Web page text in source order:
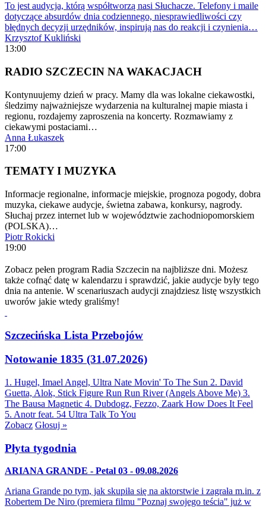
To jest audycja, którą współtworzą nasi Słuchacze. Telefony i maile
dotyczące absurdów dnia codziennego, niesprawiedliwości czy
błędnych decyzji urzędników, inspirują nas do reakcji i czynienia…
Krzysztof Kukliński
13:00
RADIO SZCZECIN NA WAKACJACH
Kontynuujemy dzień w pracy. Mamy dla was lokalne ciekawostki,
śledzimy najważniejsze wydarzenia na kulturalnej mapie miasta i
regionu, rozdajemy zaproszenia na koncerty. Rozmawiamy z
ciekawymi postaciami…
Anna Łukaszek
17:00
TEMATY I MUZYKA
Informacje regionalne, informacje miejskie, prognoza pogody, dobra
muzyka, ciekawe audycje, świetna zabawa, konkursy, nagrody.
Słuchaj przez internet lub w województwie zachodniopomorskiem
(POLSKA)…
Piotr Rokicki
19:00
Zobacz pełen program Radia Szczecin na najbliższe dni. Możesz
także cofnąć datę w kalendarzu i sprawdzić, jakie audycje były tego
dnia na antenie. W scenariuszach audycji znajdziesz listę wszystkich
uworów jakie wtedy graliśmy!
Szczecińska Lista Przebojów
Notowanie 1835 (31.07.2026)
1. Hugel, Imael Angel, Ultra Nate Movin' To The Sun 2. David
Guetta, Alok, Stick Figure Run Run River (Angels Above Me) 3.
The Bausa Magnetic 4. Dubdogz, Fezzo, Zaark How Does It Feel
5. Anotr feat. 54 Ultra Talk To You
Zobacz Głosuj »
Płyta tygodnia
ARIANA GRANDE - Petal 03 - 09.08.2026
Ariana Grande po tym, jak skupiła się na aktorstwie i zagrała m.in. z
Robertem De Niro (premiera filmu "Poznaj swojego teścia" już w